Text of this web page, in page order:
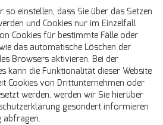
so einstellen, dass Sie über das Setzen
und Cookies nur im Einzelfall
Cookies für bestimmte Fälle oder
das automatische Löschen der
Browsers aktivieren. Bei der
kann die Funktionalität dieser Website
Cookies von Drittunternehmen oder
werden, werden wir Sie hierüber
gesondert informieren
abfragen.